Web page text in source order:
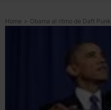
Home > Obama al ritmo de Daft Punk